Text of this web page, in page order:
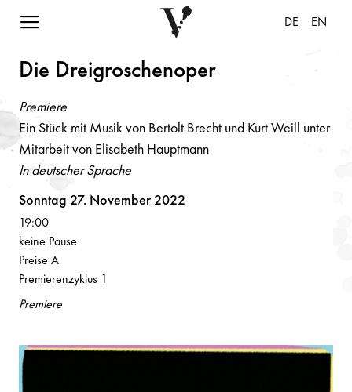
Navigation einblenden DE EN
Die Dreigroschenoper
Premiere
Ein Stück mit Musik von Bertolt Brecht und Kurt Weill unter
Mitarbeit von Elisabeth Hauptmann
In deutscher Sprache
Volksoper
Sonntag 27. November 2022
19:00
keine Pause
Preise A
Premierenzyklus 1
Premiere